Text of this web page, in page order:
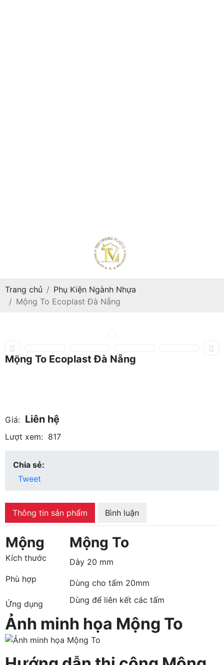
Trang chủ
Phụ Kiện Ngành Nhựa
Mộng To Ecoplast Đà Nẵng
Mộng To Ecoplast Đà Nẵng
Giá: Liên hệ
Lượt xem: 817
Chia sẻ:
Tweet
Thông tin sản phẩm Bình luận
Mộng Mộng To
Kích thước
Dày 20 mm
Phù hợp
Dùng cho tấm 20mm
Ứng dụng Dùng để liên kết các tấm
Ảnh minh họa Mộng To